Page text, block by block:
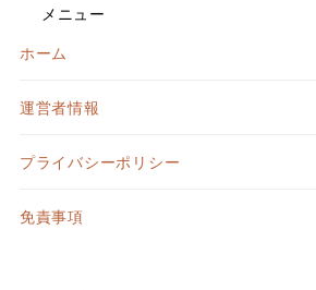
メニュー
ホーム
運営者情報
プライバシーポリシー
免責事項